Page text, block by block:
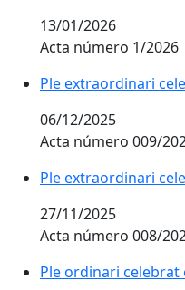
13/01/2026
Acta número 1/2026
Ple extraordinari
06/12/2025
Acta número 009/
Ple extraordinari
27/11/2025
Acta número 008/
Ple ordinari celebrat